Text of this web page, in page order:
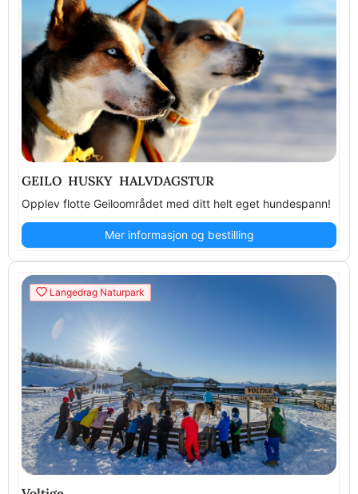
GEILO HUSKY HALVDAGSTUR
Opplev flotte Geiloområdet med ditt helt eget hundespann!
Mer informasjon og bestilling
Langedrag Naturpark